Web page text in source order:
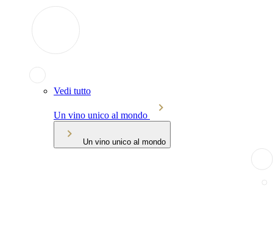
Vedi tutto
Un vino unico al mondo
Un vino unico al mondo